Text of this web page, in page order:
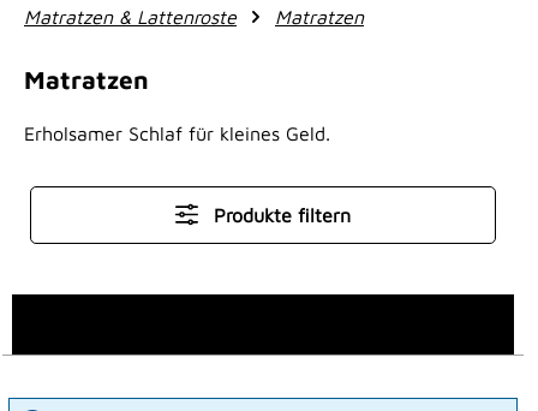
Matratzen & Lattenroste
Matratzen
Matratzen
Erholsamer Schlaf für kleines Geld.
Produkte filtern